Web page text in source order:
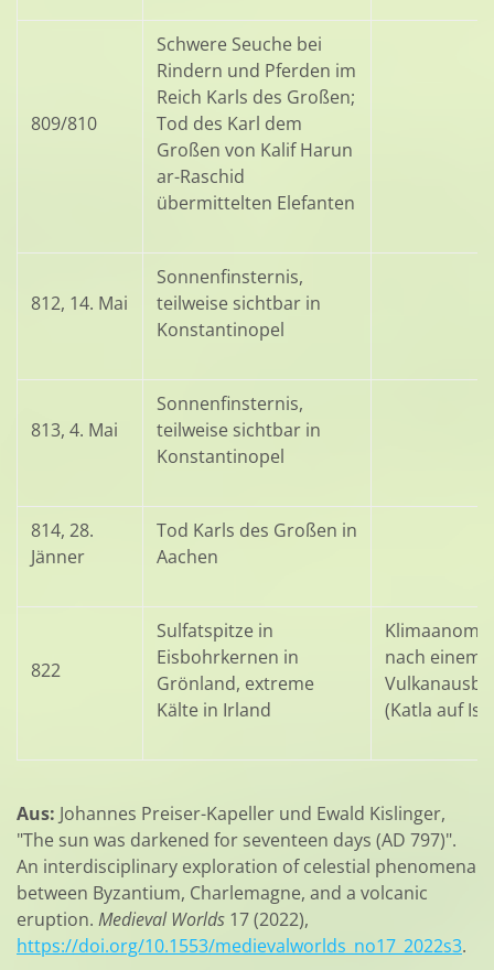
809/810
Schwere Seuche bei
Rindern und Pferden im
Reich Karls des Großen;
Tod des Karl dem
Großen von Kalif Harun
ar-Raschid
übermittelten Elefanten
812, 14. Mai
Sonnenfinsternis,
teilweise sichtbar in
Konstantinopel
813, 4. Mai
Sonnenfinsternis,
teilweise sichtbar in
Konstantinopel
814, 28.
Jänner
Tod Karls des Großen in
Aachen
822
Sulfatspitze in
Eisbohrkernen in
Grönland, extreme
Kälte in Irland
nach einem
(Katla auf
Aus: Johannes Preiser-Kapeller und Ewald Kislinger,
"The sun was darkened for seventeen days (AD 797)".
An interdisciplinary exploration of celestial phenomena
between Byzantium, Charlemagne, and a volcanic
eruption. Medieval Worlds 17 (2022),
https://doi.org/10.1553/medievalworlds_no17_2022s3.